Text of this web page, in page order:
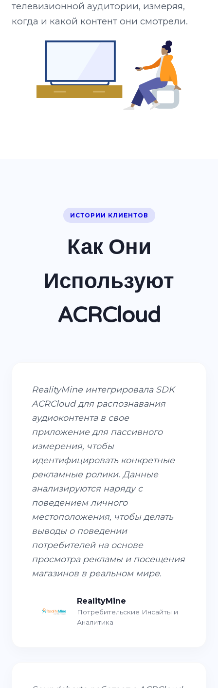
телевизионной аудитории, измеряя,
когда и какой контент они смотрели.
ИСТОРИИ КЛИЕНТОВ
Как Они
Используют
ACRCloud
RealityMine интегрировала SDK
ACRCloud для распознавания
аудиоконтента в свое
приложение для пассивного
измерения, чтобы
идентифицировать конкретные
рекламные ролики. Данные
анализируются наряду с
поведением личного
местоположения, чтобы делать
выводы о поведении
потребителей на основе
просмотра рекламы и посещения
магазинов в реальном мире.
RealityMine
Потребительские Инсайты и
Аналитика